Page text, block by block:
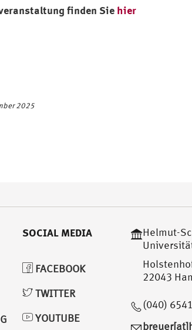
finden Sie hier
2025
SOCIAL MEDIA
FACEBOOK
TWITTER
YOUTUBE
Helmut-
22043
(040)